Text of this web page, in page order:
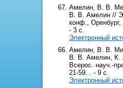
Амелин, В. В.
В. В. Амелин //
конф.,
- 3 с.
Электронный
Амелин, В. В.
В. В. Амелин, К.
Всерос. науч.-
21-59. . - 9 с.
Электронный